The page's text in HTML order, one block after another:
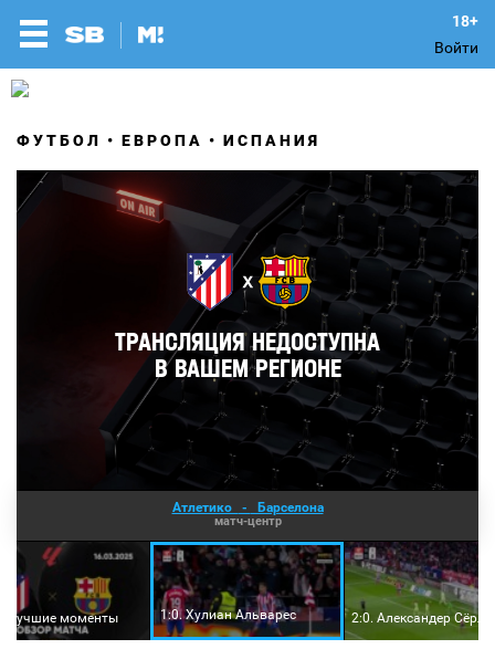
Войти
ФУТБОЛ ЕВРОПА ИСПАНИЯ
Атлетико - Барселона
матч-центр
лучшие моменты 1:0. Хулиан Альварес 2:0. Александер